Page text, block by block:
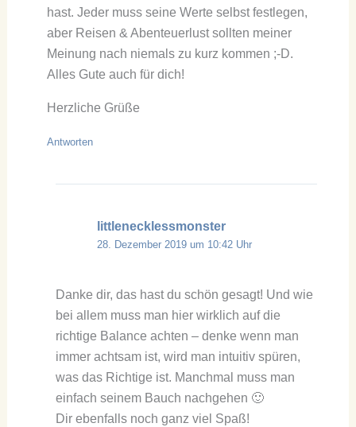
hast. Jeder muss seine Werte selbst festlegen,
aber Reisen & Abenteuerlust sollten meiner
Meinung nach niemals zu kurz kommen ;-D.
Alles Gute auch für dich!
Herzliche Grüße
Antworten
littlenecklessmonster
28. Dezember 2019 um 10:42 Uhr
Danke dir, das hast du schön gesagt! Und wie
bei allem muss man hier wirklich auf die
richtige Balance achten – denke wenn man
immer achtsam ist, wird man intuitiv spüren,
was das Richtige ist. Manchmal muss man
einfach seinem Bauch nachgehen 🙂
Dir ebenfalls noch ganz viel Spaß!